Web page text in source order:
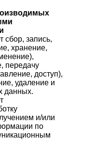
сбор, запись,
хранение,
передачу
доступ),
удаление и
данных.
и/или
по